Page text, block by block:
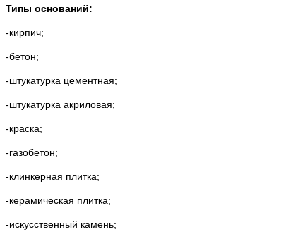
Типы оснований:
-кирпич;
-бетон;
-штукатурка цементная;
-штукатурка акриловая;
-краска;
-газобетон;
-клинкерная плитка;
-керамическая плитка;
-искусственный камень;